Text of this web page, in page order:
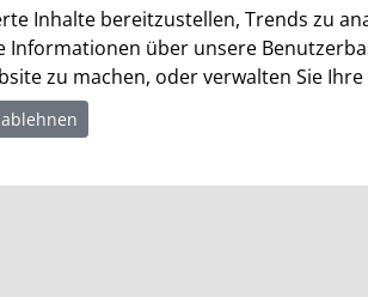
Montag 8.00 - 16.00 Uhr
Dienstag 8.00 - 16.00 Uhr
Mittwoch 7.00 - 12.30 Uhr
Donnerstag 9.00 - 18.00 Uhr
Freitag 8.00 - 12.30 Uhr
Inhalte bereitzustellen, Trends zu
über unsere
zu machen, oder verwalten Sie